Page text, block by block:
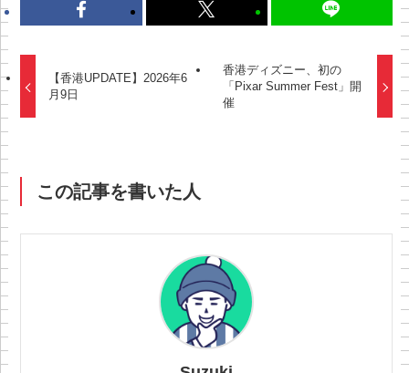
【香港UPDATE】2026年6
月9日
香港ディズニー、初の
「Pixar Summer Fest」開
催
この記事を書いた人